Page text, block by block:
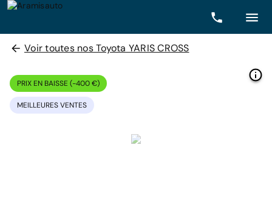
Voir toutes nos Toyota YARIS CROSS
PRIX EN BAISSE (-400 €)
MEILLEURES VENTES